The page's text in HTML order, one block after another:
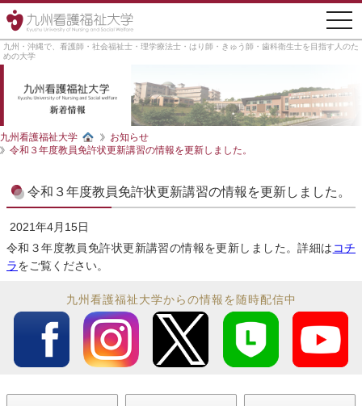
九州・沖縄で、看護師・社会福祉士・理学療法士・はり師・きゅう師・歯科衛生士を目指す人のた
めの大学
九州看護福祉大学
お知らせ
令和３年度教員免許状更新講習の情報を更新しました。
令和３年度教員免許状更新講習の情報を更新しました。
2021年4月15日
令和３年度教員免許状更新講習の情報を更新しました。詳細は コチ
ラをご覧ください。
九州看護福祉大学からの情報を随時配信中